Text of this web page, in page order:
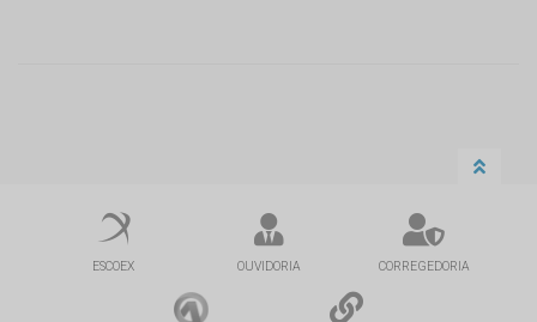
ESCOEX OUVIDORIA CORREGEDORIA